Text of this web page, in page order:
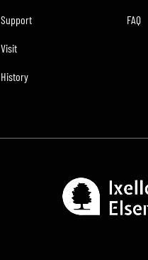
Support
Visit
History
FAQ